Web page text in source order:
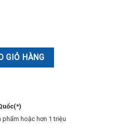
1&3 4000mg + Vitamin C
GIỎ HÀNG
hoặc hơn 1 triệu